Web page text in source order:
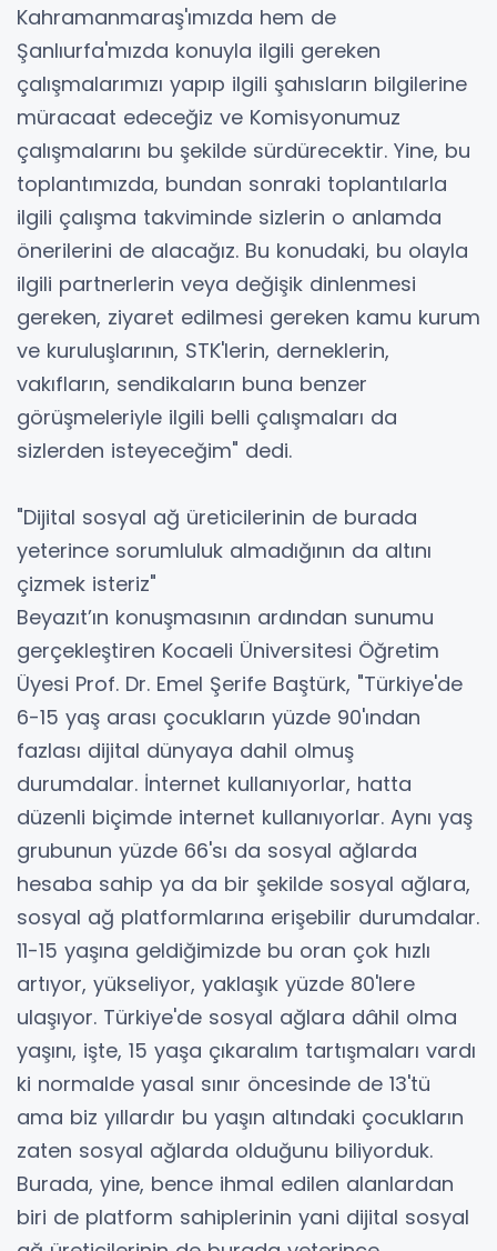
Kahramanmaraş'ımızda hem de
Şanlıurfa'mızda konuyla ilgili gereken
çalışmalarımızı yapıp ilgili şahısların bilgilerine
müracaat edeceğiz ve Komisyonumuz
çalışmalarını bu şekilde sürdürecektir. Yine, bu
toplantımızda, bundan sonraki toplantılarla
ilgili çalışma takviminde sizlerin o anlamda
önerilerini de alacağız. Bu konudaki, bu olayla
ilgili partnerlerin veya değişik dinlenmesi
gereken, ziyaret edilmesi gereken kamu kurum
ve kuruluşlarının, STK'lerin, derneklerin,
vakıfların, sendikaların buna benzer
görüşmeleriyle ilgili belli çalışmaları da
sizlerden isteyeceğim" dedi.
"Dijital sosyal ağ üreticilerinin de burada
yeterince sorumluluk almadığının da altını
çizmek isteriz"
Beyazıt’ın konuşmasının ardından sunumu
gerçekleştiren Kocaeli Üniversitesi Öğretim
Üyesi Prof. Dr. Emel Şerife Baştürk, "Türkiye'de
6-15 yaş arası çocukların yüzde 90'ından
fazlası dijital dünyaya dahil olmuş
durumdalar. İnternet kullanıyorlar, hatta
düzenli biçimde internet kullanıyorlar. Aynı yaş
grubunun yüzde 66'sı da sosyal ağlarda
hesaba sahip ya da bir şekilde sosyal ağlara,
sosyal ağ platformlarına erişebilir durumdalar.
11-15 yaşına geldiğimizde bu oran çok hızlı
artıyor, yükseliyor, yaklaşık yüzde 80'lere
ulaşıyor. Türkiye'de sosyal ağlara dâhil olma
yaşını, işte, 15 yaşa çıkaralım tartışmaları vardı
ki normalde yasal sınır öncesinde de 13'tü
ama biz yıllardır bu yaşın altındaki çocukların
zaten sosyal ağlarda olduğunu biliyorduk.
Burada, yine, bence ihmal edilen alanlardan
biri de platform sahiplerinin yani dijital sosyal